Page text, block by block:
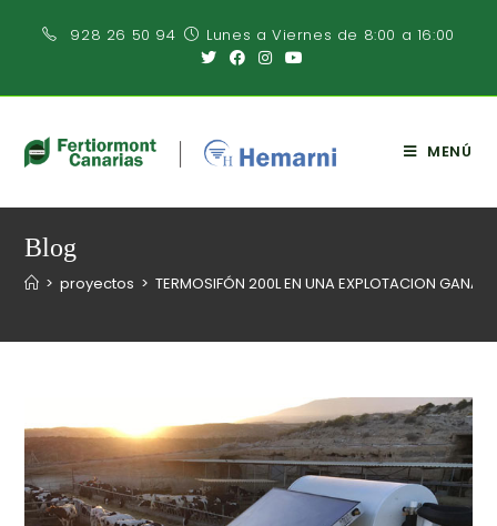
928 26 50 94 Lunes a Viernes de 8:00 a 16:00
MENÚ
Blog
> proyectos > TERMOSIFÓN 200L EN UNA EXPLOTACION